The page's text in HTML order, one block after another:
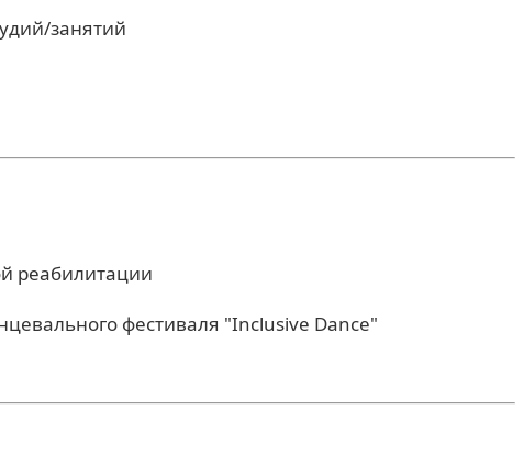
занятий
реабилитации
фестиваля "Inclusive Dance"